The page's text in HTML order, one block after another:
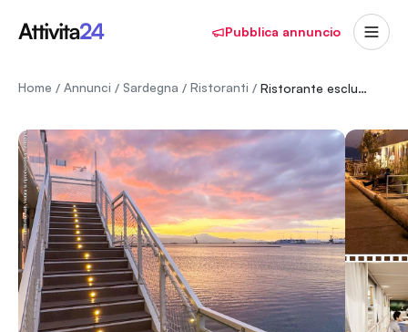
Pubblica annuncio
Home / Annunci / Sardegna / Ristoranti / Ristorante esclusivo su manufatto galleggiante.